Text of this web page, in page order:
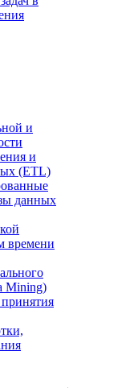
и
и
(ETL)
данных
времени
Mining)